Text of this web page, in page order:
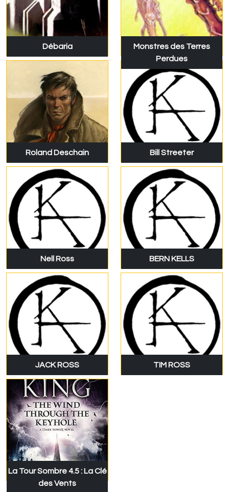
Débaria
Monstres des Terres
Perdues
Roland Deschain Bill Streeter
Nell Ross BERN KELLS
JACK ROSS TIM ROSS
La Tour Sombre 4.5 : La Clé
des Vents